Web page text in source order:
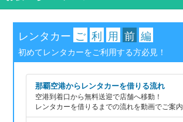
レンタカー ご 利 用 前 編
初めてレンタカーをご利用する方必見！
那覇空港からレンタカーを借りる流れ
空港到着口から無料送迎で店舗へ移動！
レンタカーを借りるまでの流れを動画でご案内